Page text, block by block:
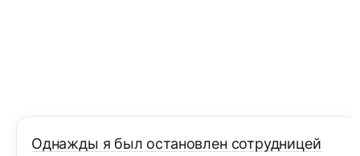
Однажды я был остановлен сотрудницей